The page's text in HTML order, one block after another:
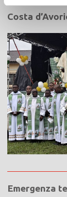
Costa
Emergenza